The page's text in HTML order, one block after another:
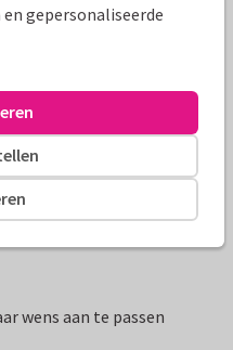
roodborstje, label, hout en
wens aan te passen
gepersonaliseerde